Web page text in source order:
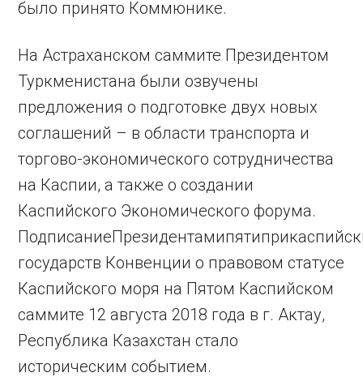
было принято Коммюнике.
На Астраханском саммите Президентом
Туркменистана были озвучены
предложения о подготовке двух новых
соглашений – в области транспорта и
торгово-экономического сотрудничества
на Каспии, а также о создании
Каспийского Экономического форума.
государств Конвенции о правовом статусе
Каспийского моря на Пятом Каспийском
саммите 12 августа 2018 года в г. Актау,
Республика Казахстан стало
историческим событием.